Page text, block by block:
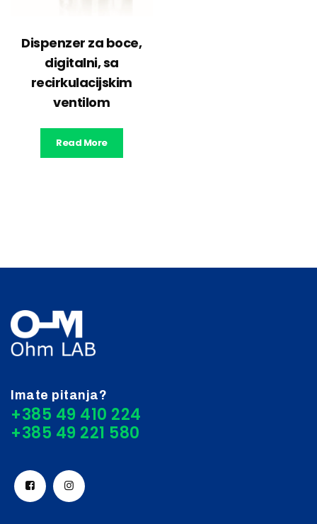
Dispenzer za boce,
digitalni, sa
recirkulacijskim
ventilom
Read More
Imate pitanja?
+385 49 410 224